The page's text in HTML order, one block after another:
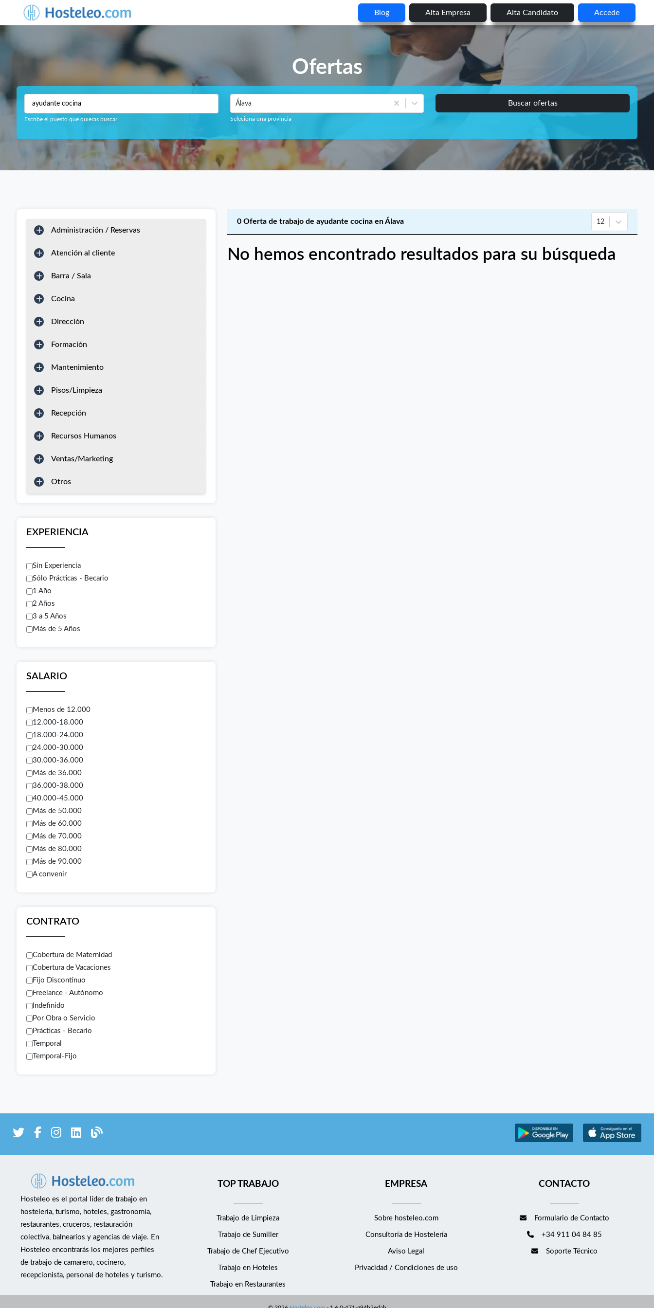
Blog Alta Empresa Alta Candidato Accede
Ofertas
Escribe el puesto que quieras buscar
Álava
Seleciona una provincia
Buscar ofertas
Administración / Reservas
Atención al cliente
Barra / Sala
Cocina
Dirección
Formación
Mantenimiento
Pisos/Limpieza
Recepción
Recursos Humanos
Ventas/Marketing
Otros
EXPERIENCIA
Sin Experiencia
Sólo Prácticas - Becario
1 Año
2 Años
3 a 5 Años
Más de 5 Años
SALARIO
Menos de 12.000
12.000-18.000
18.000-24.000
24.000-30.000
30.000-36.000
Más de 36.000
36.000-38.000
40.000-45.000
Más de 50.000
Más de 60.000
Más de 70.000
Más de 80.000
Más de 90.000
A convenir
CONTRATO
Cobertura de Maternidad
Cobertura de Vacaciones
Fijo Discontinuo
Freelance - Autónomo
Indefinido
Por Obra o Servicio
Prácticas - Becario
Temporal
Temporal-Fijo
0 Oferta de trabajo de ayudante cocina en Álava 12
No hemos encontrado resultados para su búsqueda
Hosteleo es el portal líder de trabajo en
hostelería, turismo, hoteles, gastronomía,
restaurantes, cruceros, restauración
colectiva, balnearios y agencias de viaje. En
Hosteleo encontrarás los mejores perfiles
de trabajo de camarero, cocinero,
recepcionista, personal de hoteles y turismo.
TOP TRABAJO
Trabajo de Limpieza
Trabajo de Sumiller
Trabajo de Chef Ejecutivo
Trabajo en Hoteles
Trabajo en Restaurantes
EMPRESA
Sobre hosteleo.com
Consultoría de Hostelería
Aviso Legal
Privacidad / Condiciones de uso
CONTACTO
Formulario de Contacto
+34 911 04 84 85
Soporte Técnico